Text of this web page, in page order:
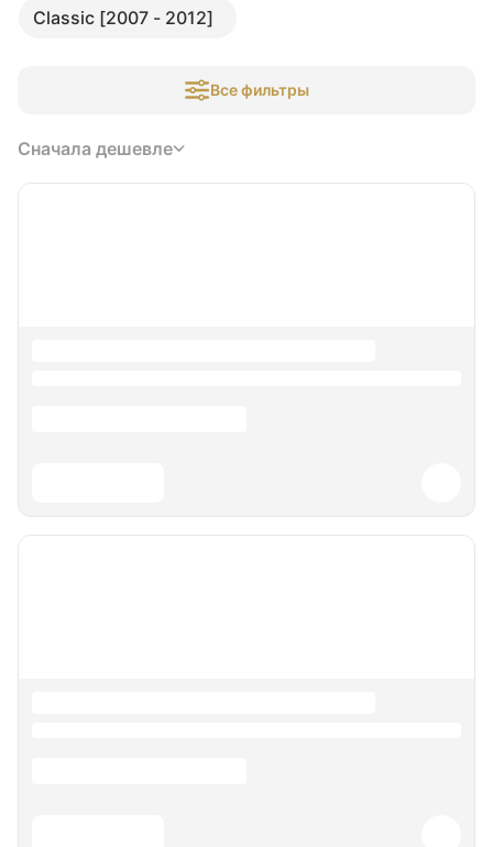
Classic [2007 - 2012]
Все фильтры
Сначала дешевле